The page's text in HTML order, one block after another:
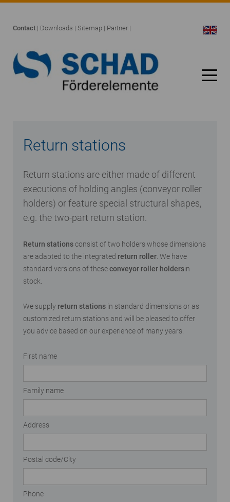
Contact | Downloads | Sitemap | Partner |
Return stations
Return stations are either made of different
executions of holding angles (conveyor roller
holders) or feature special structural shapes,
e.g. the two-part return station.
Return stationsconsist of two holders whose dimensions
are adapted to the integrated return roller. We have
standard versions of theseconveyor roller holdersin
stock.
We supply return stationsin standard dimensions or as
customized return stations and will be pleased to offer
you advice based on our experience of many years.
First name
Family name
Address
Postal code/City
Phone